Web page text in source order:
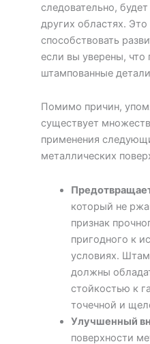
следовательно,
других областях.
способствовать
если вы уверены, что
штампованные
Помимо причин,
существует
применения
металлических
который не
признак
пригодного к
условиях.
должны
стойкостью к
точечной и
Улучшенный
поверхности